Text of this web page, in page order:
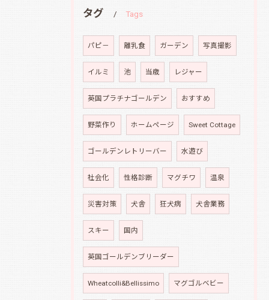
タグ Tags
パピ－ 離乳食 ガーデン 写真撮影
イルミ 池 当歳 レジャー
英国プラチナゴールデン おすすめ
野菜作り ホームページ Sweet Cottage
ゴールデンレトリーバー 水遊び
社会化 性格診断 マグチワ 温泉
災害対策 犬舎 狂犬病 犬舎業務
スキー 国内
英国ゴールデンブリーダー
Wheatcolli&Bellissimo マグゴルベビー